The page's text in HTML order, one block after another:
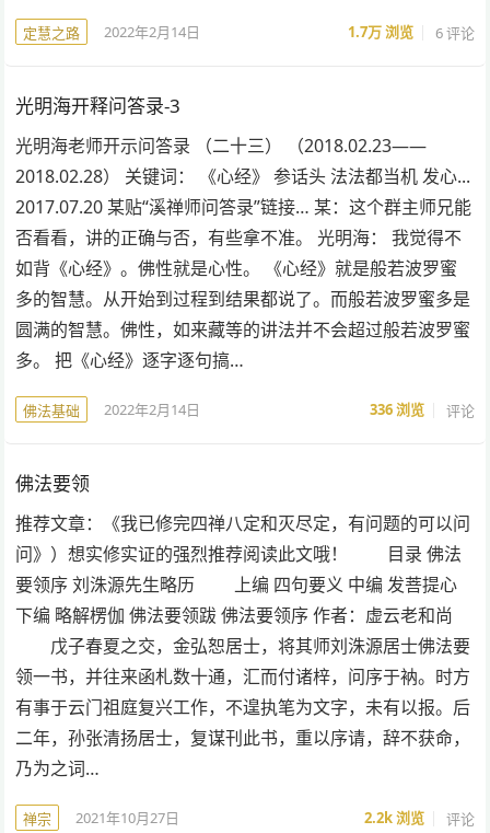
定慧之路 2022年2月14日 1.7万浏览 6 评论
光明海开释问答录-3
光明海老师开示问答录 （二十三） （2018.02.23——
2018.02.28） 关键词： 《心经》 参话头 法法都当机 发心...
2017.07.20 某贴“溪禅师问答录”链接… 某：这个群主师兄能
否看看，讲的正确与否，有些拿不准。 光明海： 我觉得不
如背《心经》。佛性就是心性。 《心经》就是般若波罗蜜
多的智慧。从开始到过程到结果都说了。而般若波罗蜜多是
圆满的智慧。佛性，如来藏等的讲法并不会超过般若波罗蜜
多。 把《心经》逐字逐句搞…
佛法基础 2022年2月14日 336浏览 评论
佛法要领
推荐文章：《我已修完四禅八定和灭尽定，有问题的可以问
问》）想实修实证的强烈推荐阅读此文哦！ 目录 佛法
要领序 刘洙源先生略历 上编 四句要义 中编 发菩提心
下编 略解楞伽 佛法要领跋 佛法要领序 作者：虚云老和尚
戊子春夏之交，金弘恕居士，将其师刘洙源居士佛法要
领一书，并往来函札数十通，汇而付诸梓，问序于衲。时方
有事于云门祖庭复兴工作，不遑执笔为文字，未有以报。后
二年，孙张清扬居士，复谋刊此书，重以序请，辞不获命，
乃为之词…
禅宗 2021年10月27日 2.2k浏览 评论